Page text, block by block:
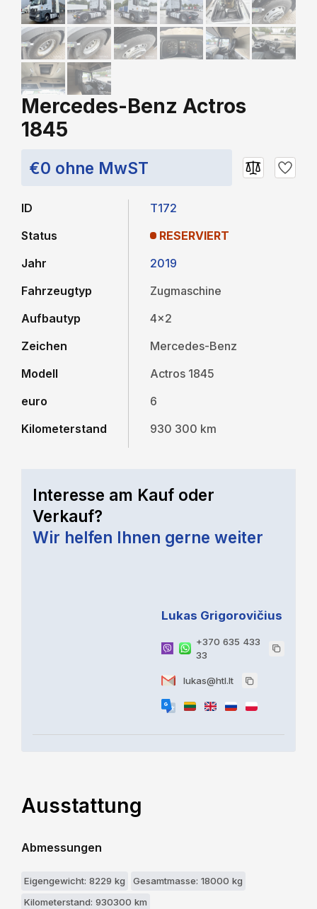
Mercedes-Benz Actros
1845
€0 ohne MwST
ID
Status
Jahr
Fahrzeugtyp
Aufbautyp
Zeichen
Modell
euro
Kilometerstand
T172
RESERVIERT
2019
Zugmaschine
4x2
Mercedes-Benz
Actros 1845
6
930 300 km
Interesse am Kauf oder
Verkauf?
Wir helfen Ihnen gerne weiter
Lukas Grigorovičius
+370 635 433
33
lukas@htl.lt
Ausstattung
Abmessungen
Eigengewicht: 8229 kg
Gesamtmasse: 18000 kg
Kilometerstand: 930300 km